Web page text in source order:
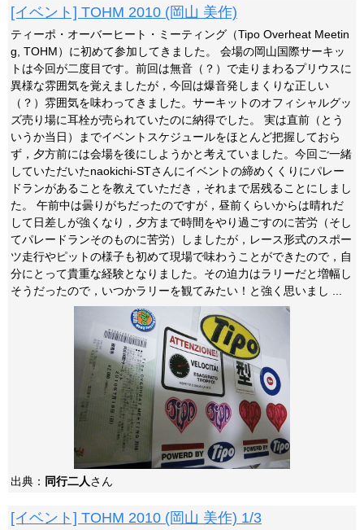
[イベント] TOHM 2010 (岡山 美作)
ティーポ・オーバーヒート・ミーティング（Tipo Overheat Meetin
g, TOHM）に初めて参加してきました。 会場の岡山国際サーキッ
トは今回が二度目です。前回は無音（？）で走りまわるプリウスに
異様な雰囲気を覚えましたが，今回は爆音発しまくりな正しい
（？）雰囲気を味わってきました。サーキットのオフィシャルグッ
ズ売り場に耳栓が売られていたのに納得でした。 実は直前（とう
いうか当日）までイベントスケジュールをほとんど把握しておら
ず，夕方前には会場を後にしようかと考えていました。今回ご一緒
していただいたnaokichi-STさんにイベントの締めくくりにパレー
ドランがあることを教えていただき，それまで居残ることにしまし
た。 午前中は曇りがちだったのですが，昼前くらいからは晴れだ
して日差しが強くなり，夕方まで時間をやり過ごすのに苦労（そし
てパレードランそのものに苦労）しましたが，レース形式のスポー
ツ走行やピットの様子も初めて現場で味わうことができたので，自
分にとって貴重な経験となりました。その迫力はラリーだと増幅し
そうだったので，いつかラリーを観てみたい！と強く思いまし ...
出典： 同行二人さん
[イベント] TOHM 2010 (岡山 美作) 1/3